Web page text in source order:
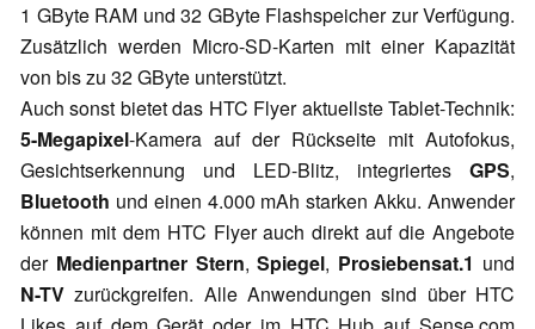
1 GByte RAM und 32 GByte Flashspeicher zur Verfügung.
Zusätzlich werden Micro-SD-Karten mit einer Kapazität
von bis zu 32 GByte unterstützt.
Auch sonst bietet das HTC Flyer aktuellste Tablet-Technik:
5-Megapixel-Kamera auf der Rückseite mit Autofokus,
Gesichtserkennung und LED-Blitz, integriertes GPS,
Bluetooth und einen 4.000 mAh starken Akku. Anwender
können mit dem HTC Flyer auch direkt auf die Angebote
der Medienpartner Stern,Spiegel, Prosiebensat.1 und
N-TV zurückgreifen. Alle Anwendungen sind über HTC